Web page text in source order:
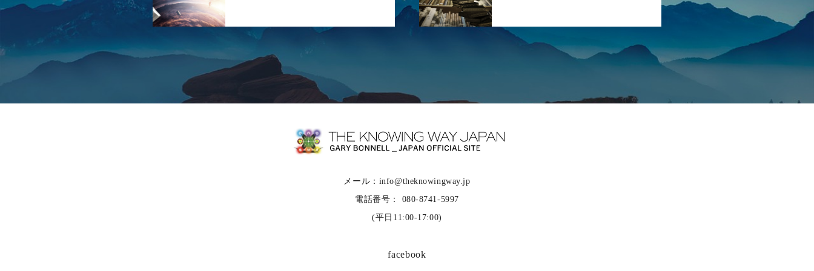
メール：info@theknowingway.jp
電話番号： 080-8741-5997
(平日11:00-17:00)
facebook